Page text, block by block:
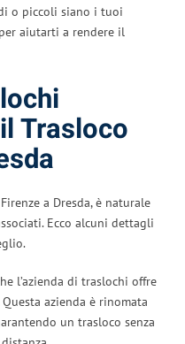
o piccoli siano i tuoi
aiutarti a rendere il
Trasloco
a Dresda, è naturale
Ecco alcuni dettagli
l’azienda di traslochi offre
azienda è rinomata
un trasloco senza